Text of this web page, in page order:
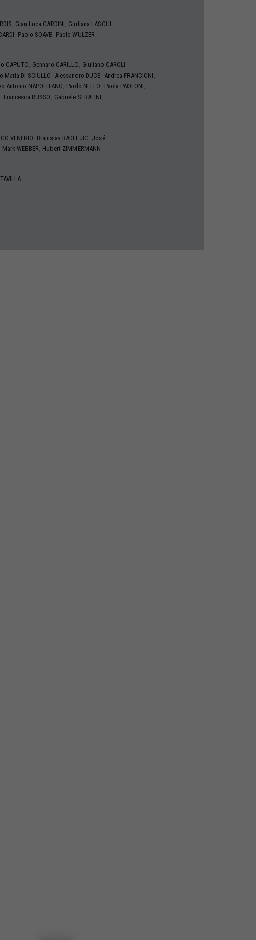
, Gian Luca GARDINI, Giuliana LASCHI,
, Paolo SOAVE, Paolo WULZER
CAPUTO, Gennaro CARILLO, Giuliano CAROLI,
Maria DI SCIULLO, Alessandro DUCE, Andrea FRANCIONI,
Antonio NAPOLITANO, Paolo NELLO, Paola PAOLONI,
, Francesca RUSSO, Gabriele SERAFINI,
VENERIO, Branislav RADELJIC, José
Mark WEBBER, Hubert ZIMMERMANN